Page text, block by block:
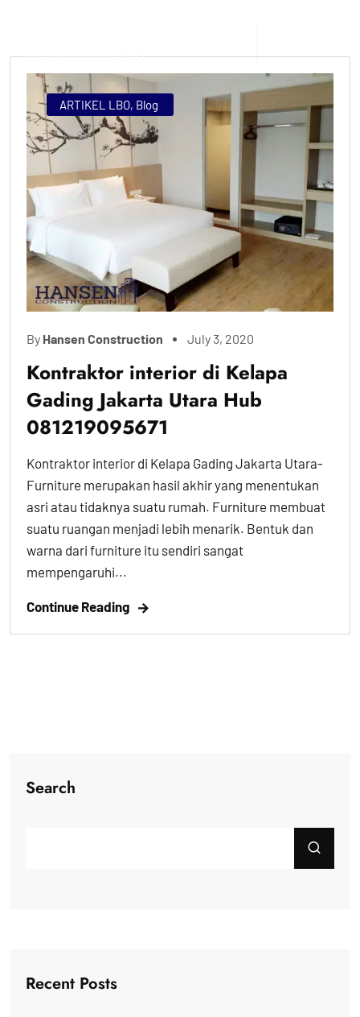
ARTIKEL LBO, Blog
By Hansen Construction July 3, 2020
Kontraktor interior di Kelapa
Gading Jakarta Utara Hub
081219095671
Kontraktor interior di Kelapa Gading Jakarta Utara-
Furniture merupakan hasil akhir yang menentukan
asri atau tidaknya suatu rumah. Furniture membuat
suatu ruangan menjadi lebih menarik. Bentuk dan
warna dari furniture itu sendiri sangat
mempengaruhi...
Continue Reading
Search
Recent Posts